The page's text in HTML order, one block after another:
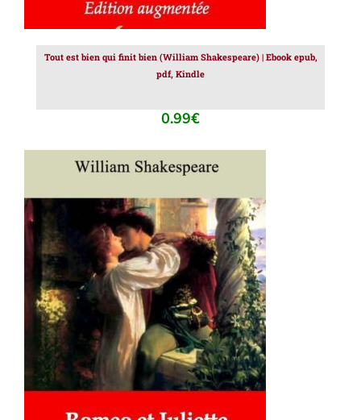
Tout est bien qui finit bien (William Shakespeare) | Ebook epub,
pdf, Kindle
0.99€
AJOUTER AU PANIER / DÉTAILS